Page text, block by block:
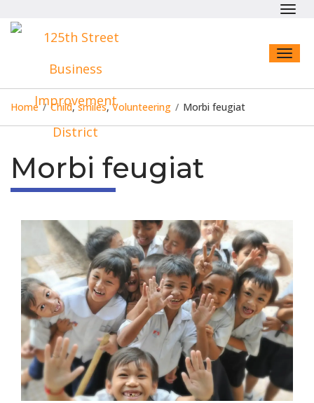
Home / Child,smiles,Volunteering / Morbi feugiat
Morbi feugiat